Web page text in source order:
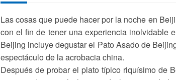
Las cosas que puede hacer por la noche en
con el fin de tener una experiencia inolvidable
Beijing incluye degustar el Pato Asado de
espectáculo de la acrobacia china.
Después de probar el plato típico riquísimo de